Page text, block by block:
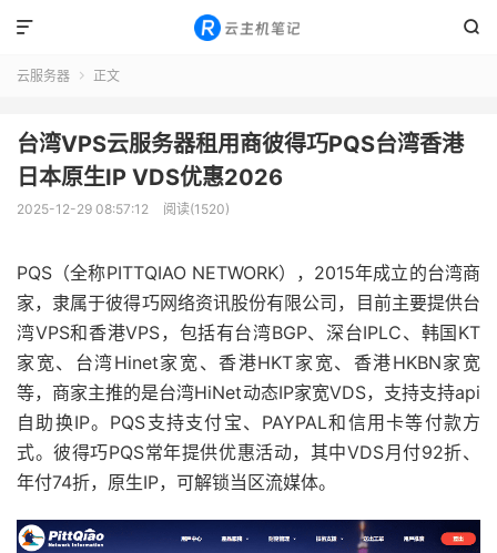


云服务器  正文
台湾VPS云服务器租用商彼得巧PQS台湾香港
日本原生IP VDS优惠2026
2025-12-29 08:57:12 阅读(1520)
PQS（全称PITTQIAO NETWORK），2015年成立的台湾商
家，隶属于彼得巧网络资讯股份有限公司，目前主要提供台
湾VPS和香港VPS，包括有台湾BGP、深台IPLC、韩国KT
家宽、台湾Hinet家宽、香港HKT家宽、香港HKBN家宽
等，商家主推的是台湾HiNet动态IP家宽VDS，支持支持api
自助换IP。PQS支持支付宝、PAYPAL和信用卡等付款方
式。彼得巧PQS常年提供优惠活动，其中VDS月付92折、
年付74折，原生IP，可解锁当区流媒体。